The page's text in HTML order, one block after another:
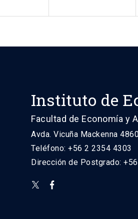
Instituto de
Facultad de Economía y
Avda. Vicuña Mackenna
Teléfono: +56 2 2354 4303
Dirección de Postgrado: